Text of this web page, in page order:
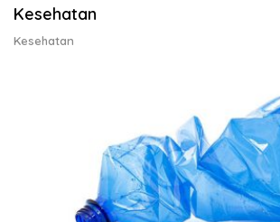
Kesehatan
Kesehatan